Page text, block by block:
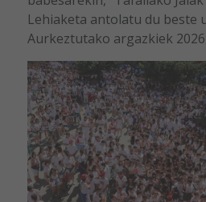
Lehiaketa antolatu du beste
Aurkeztutako argazkiek